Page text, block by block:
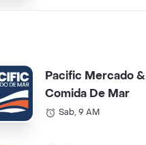
Pacific Mercado &
Comida De Mar
Sab, 9 AM